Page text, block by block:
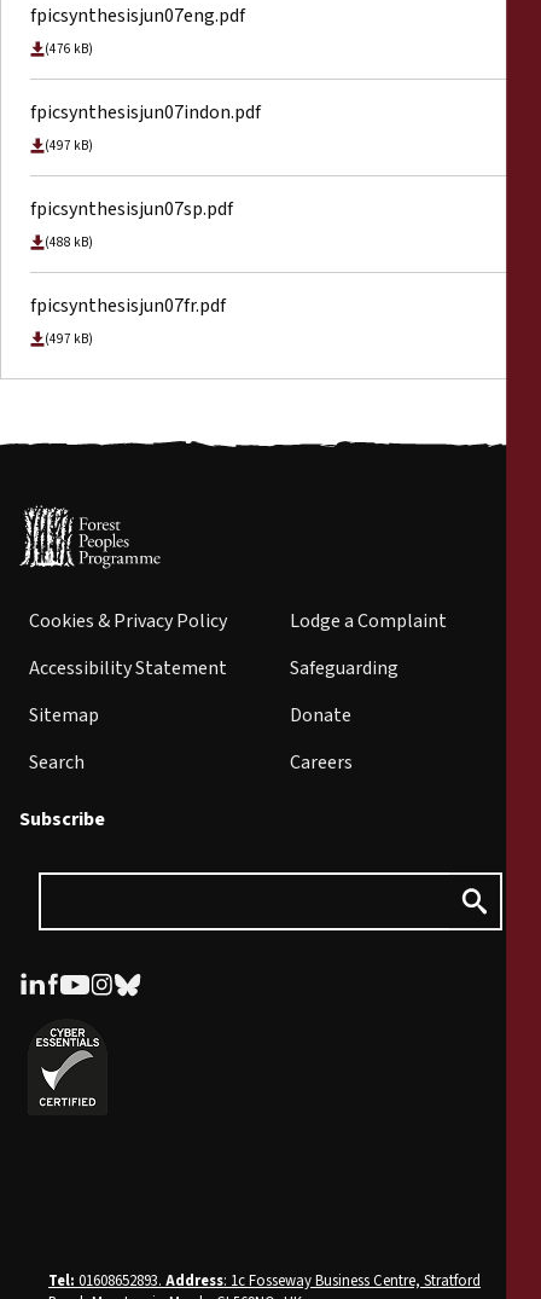
fpicsynthesisjun07eng.pdf
(476 kB)
fpicsynthesisjun07indon.pdf
(497 kB)
fpicsynthesisjun07sp.pdf
(488 kB)
fpicsynthesisjun07fr.pdf
(497 kB)
Cookies & Privacy Policy
Accessibility Statement
Sitemap
Search
Lodge a Complaint
Safeguarding
Donate
Careers
Subscribe
Tel: 01608652893. Address: 1c Fosseway Business Centre, Stratford